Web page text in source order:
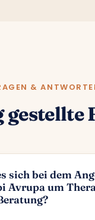
&
sich bei dem
Avrupa um